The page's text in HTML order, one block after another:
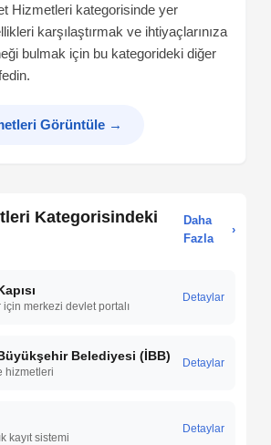
Hizmetleri kategorisinde yer
karşılaştırmak ve ihtiyaçlarınıza
bulmak için bu kategorideki diğer
Görüntüle →
Kategorisindeki
Daha
Fazla
›
merkezi devlet portalı
Detaylar
Belediyesi (İBB)
hizmetleri
Detaylar
kayıt sistemi
Detaylar